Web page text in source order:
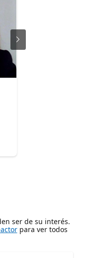
ser de su interés.
para ver todos